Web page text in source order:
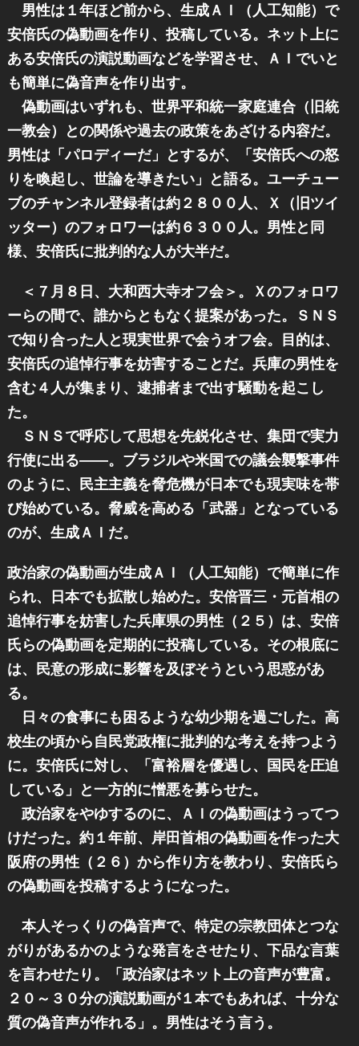
男性は１年ほど前から、生成ＡＩ（人工知能）で
安倍氏の偽動画を作り、投稿している。ネット上に
ある安倍氏の演説動画などを学習させ、ＡＩでいと
も簡単に偽音声を作り出す。
偽動画はいずれも、世界平和統一家庭連合（旧統
一教会）との関係や過去の政策をあざける内容だ。
男性は「パロディーだ」とするが、「安倍氏への怒
りを喚起し、世論を導きたい」と語る。ユーチュー
ブのチャンネル登録者は約２８００人、Ｘ（旧ツイ
ッター）のフォロワーは約６３００人。男性と同
様、安倍氏に批判的な人が大半だ。
＜７月８日、大和西大寺オフ会＞。Ｘのフォロワ
ーらの間で、誰からともなく提案があった。ＳＮＳ
で知り合った人と現実世界で会うオフ会。目的は、
安倍氏の追悼行事を妨害することだ。兵庫の男性を
含む４人が集まり、逮捕者まで出す騒動を起こし
た。
ＳＮＳで呼応して思想を先鋭化させ、集団で実力
行使に出る――。ブラジルや米国での議会襲撃事件
のように、民主主義を脅危機が日本でも現実味を帯
び始めている。脅威を高める「武器」となっている
のが、生成ＡＩだ。
政治家の偽動画が生成ＡＩ（人工知能）で簡単に作
られ、日本でも拡散し始めた。安倍晋三・元首相の
追悼行事を妨害した兵庫県の男性（２５）は、安倍
氏らの偽動画を定期的に投稿している。その根底に
は、民意の形成に影響を及ぼそうという思惑があ
る。
日々の食事にも困るような幼少期を過ごした。高
校生の頃から自民党政権に批判的な考えを持つよう
に。安倍氏に対し、「富裕層を優遇し、国民を圧迫
している」と一方的に憎悪を募らせた。
政治家をやゆするのに、ＡＩの偽動画はうってつ
けだった。約１年前、岸田首相の偽動画を作った大
阪府の男性（２６）から作り方を教わり、安倍氏ら
の偽動画を投稿するようになった。
本人そっくりの偽音声で、特定の宗教団体とつな
がりがあるかのような発言をさせたり、下品な言葉
を言わせたり。「政治家はネット上の音声が豊富。
２０～３０分の演説動画が１本でもあれば、十分な
質の偽音声が作れる」。男性はそう言う。